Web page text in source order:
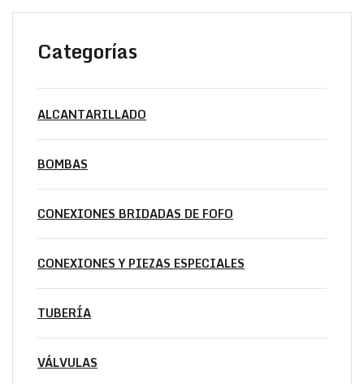
Categorías
ALCANTARILLADO
BOMBAS
CONEXIONES BRIDADAS DE FOFO
CONEXIONES Y PIEZAS ESPECIALES
TUBERÍA
VÁLVULAS